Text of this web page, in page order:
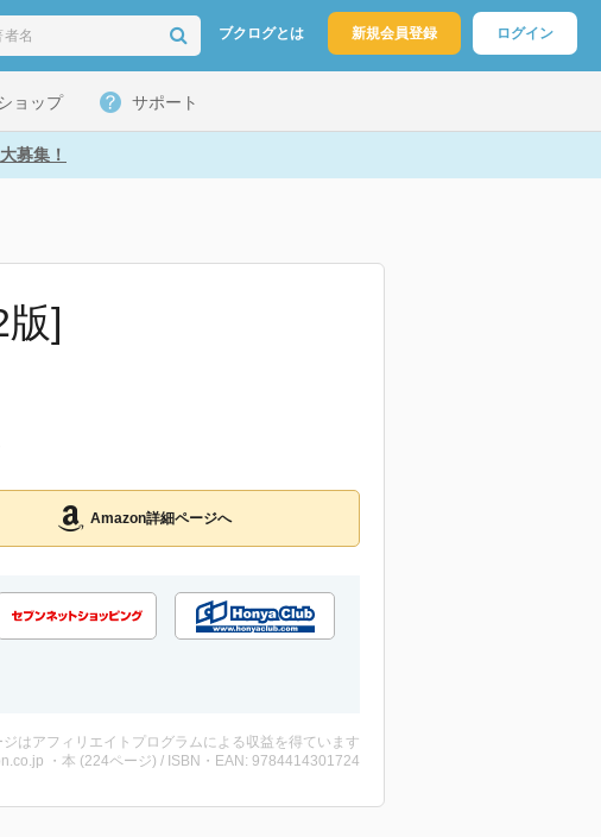
ブクログとは 新規会員登録 ログイン
ョップ サポート
募集！
]
Amazon詳細ページへ
ジはアフィリエイトプログラムによる収益を得ています
・本 (224ページ) / ISBN・EAN: 9784414301724